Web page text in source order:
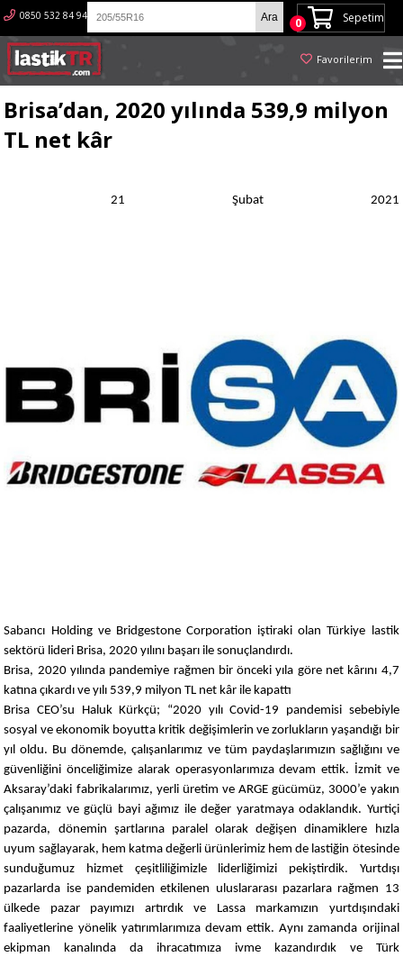
Sepetim
0
Favorilerim
0850 532 84 94
Brisa’dan, 2020 yılında 539,9 milyon
TL net kâr
21 Şubat 2021
Sabancı Holding ve Bridgestone Corporation iştiraki olan Türkiye lastik
sektörü lideri Brisa, 2020 yılını başarı ile sonuçlandırdı.
Brisa, 2020 yılında pandemiye rağmen bir önceki yıla göre net kârını 4,7
katına çıkardı ve yılı 539,9 milyon TL net kâr ile kapattı
Brisa CEO’su Haluk Kürkçü; “2020 yılı Covid-19 pandemisi sebebiyle
sosyal ve ekonomik boyutta kritik değişimlerin ve zorlukların yaşandığı bir
yıl oldu. Bu dönemde, çalışanlarımız ve tüm paydaşlarımızın sağlığını ve
güvenliğini önceliğimize alarak operasyonlarımıza devam ettik. İzmit ve
Aksaray’daki fabrikalarımız, yerli üretim ve ARGE gücümüz, 3000’e yakın
çalışanımız ve güçlü bayi ağımız ile değer yaratmaya odaklandık. Yurtiçi
pazarda, dönemin şartlarına paralel olarak değişen dinamiklere hızla
uyum sağlayarak, hem katma değerli ürünlerimiz hem de lastiğin ötesinde
sunduğumuz hizmet çeşitliliğimizle liderliğimizi pekiştirdik. Yurtdışı
pazarlarda ise pandemiden etkilenen uluslararası pazarlara rağmen 13
ülkede pazar payımızı artırdık ve Lassa markamızın yurtdışındaki
faaliyetlerine yönelik yatırımlarımıza devam ettik. Aynı zamanda orijinal
ekipman kanalında da ihracatımıza ivme kazandırdık ve Türk